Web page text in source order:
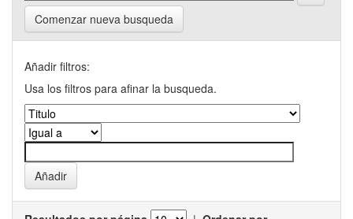
Comenzar nueva busqueda
Añadir filtros:
Usa los filtros para afinar la busqueda.